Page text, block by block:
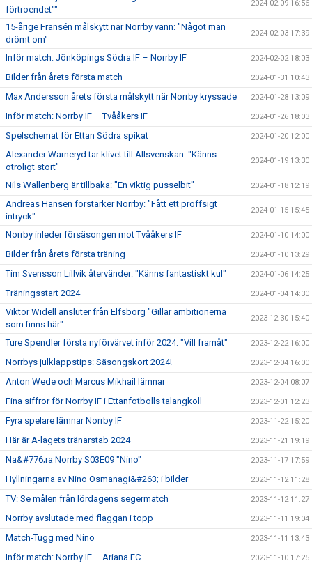
förtroendet""
2024-02-09 16:56
15-årige Fransén målskytt när Norrby vann: "Något man
drömt om"
2024-02-03 17:39
Inför match: Jönköpings Södra IF – Norrby IF 2024-02-02 18:03
Bilder från årets första match 2024-01-31 10:43
Max Andersson årets första målskytt när Norrby kryssade 2024-01-28 13:09
Inför match: Norrby IF – Tvååkers IF 2024-01-26 18:03
Spelschemat för Ettan Södra spikat 2024-01-20 12:00
Alexander Warneryd tar klivet till Allsvenskan: "Känns
otroligt stort"
2024-01-19 13:30
Nils Wallenberg är tillbaka: "En viktig pusselbit" 2024-01-18 12:19
Andreas Hansen förstärker Norrby: "Fått ett proffsigt
intryck"
2024-01-15 15:45
Norrby inleder försäsongen mot Tvååkers IF 2024-01-10 14:00
Bilder från årets första träning 2024-01-10 13:29
Tim Svensson Lillvik återvänder: "Känns fantastiskt kul" 2024-01-06 14:25
Träningsstart 2024 2024-01-04 14:30
Viktor Widell ansluter från Elfsborg "Gillar ambitionerna
som finns här"
2023-12-30 15:40
Ture Spendler första nyförvärvet inför 2024: "Vill framåt" 2023-12-22 16:00
Norrbys julklappstips: Säsongskort 2024! 2023-12-04 16:00
Anton Wede och Marcus Mikhail lämnar 2023-12-04 08:07
Fina siffror för Norrby IF i Ettanfotbolls talangkoll 2023-12-01 12:23
Fyra spelare lämnar Norrby IF 2023-11-22 15:20
Här är A-lagets tränarstab 2024 2023-11-21 19:19
Na&#776;ra Norrby S03E09 "Nino" 2023-11-17 17:59
Hyllningarna av Nino Osmanagi&#263; i bilder 2023-11-12 11:28
TV: Se målen från lördagens segermatch 2023-11-12 11:27
Norrby avslutade med flaggan i topp 2023-11-11 19:04
Match-Tugg med Nino 2023-11-11 13:43
Inför match: Norrby IF – Ariana FC 2023-11-10 17:25